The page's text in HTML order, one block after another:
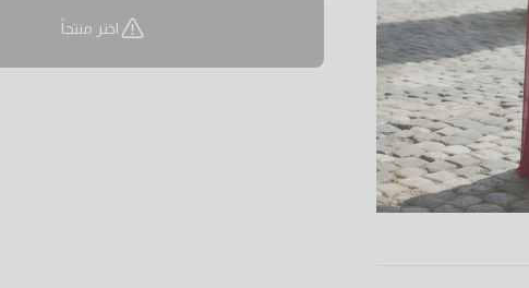
اختر منتجاً